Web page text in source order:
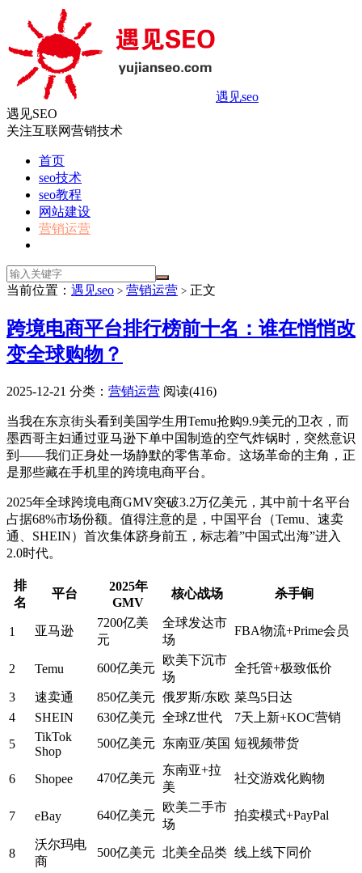
遇见seo
遇见SEO
关注互联网营销技术
首页
seo技术
seo教程
网站建设
营销运营
当前位置： 遇见seo > 营销运营 > 正文
跨境电商平台排行榜前十名：谁在悄悄改
变全球购物？
2025-12-21 分类： 营销运营 阅读(416)
当我在东京街头看到美国学生用Temu抢购9.9美元的卫衣，而
墨西哥主妇通过亚马逊下单中国制造的空气炸锅时，突然意识
到——我们正身处一场静默的零售革命。这场革命的主角，正
是那些藏在手机里的跨境电商平台。
2025年全球跨境电商GMV突破3.2万亿美元，其中前十名平台
占据68%市场份额。值得注意的是，中国平台（Temu、速卖
通、SHEIN）首次集体跻身前五，标志着”中国式出海”进入
2.0时代。
排
名
平台
2025年
GMV
核心战场 杀手锏
1 亚马逊
7200亿美
元
全球发达市
场
FBA物流+Prime会员
2 Temu 600亿美元
欧美下沉市
场
全托管+极致低价
3 速卖通 850亿美元 俄罗斯/东欧 菜鸟5日达
4
SHEIN 630亿美元 全球Z世代
7天上新+KOC营销
5
TikTok
Shop
500亿美元 东南亚/英国 短视频带货
6 Shopee 470亿美元
东南亚+拉
美
社交游戏化购物
7 eBay 640亿美元
欧美二手市
场
拍卖模式+PayPal
8
沃尔玛电
商
500亿美元 北美全品类 线上线下同价